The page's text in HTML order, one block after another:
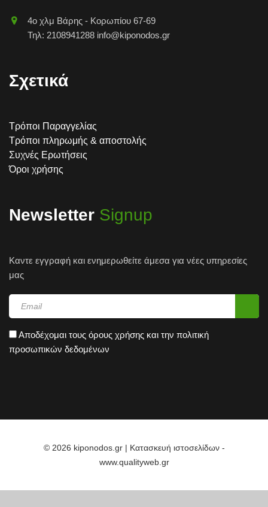
4o χλμ Βάρης - Κορωπίου 67-69
Τηλ: 2108941288 info@kiponodos.gr
Σχετικά
Τρόποι Παραγγελίας
Τρόποι πληρωμής & αποστολής
Συχνές Ερωτήσεις
Όροι χρήσης
Newsletter Signup
Καντε εγγραφή και ενημερωθείτε άμεσα για νέες υπηρεσίες
μας
Αποδέχομαι τους όρους χρήσης και την πολιτική
προσωπικών δεδομένων
© 2026 kiponodos.gr | Κατασκευή ιστοσελίδων -
www.qualityweb.gr